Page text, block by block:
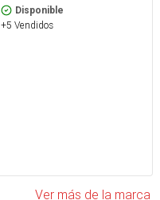
Disponible
+5 Vendidos
Ver más de la marca